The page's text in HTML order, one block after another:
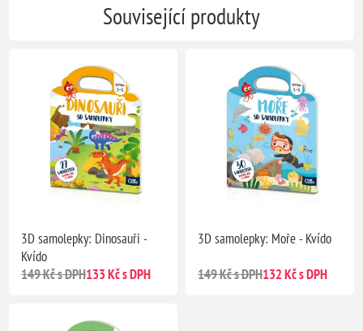
Související produkty
3D samolepky: Dinosauři -
Kvído
149 Kč s DPH133 Kč s DPH
3D samolepky: Moře - Kvído
149 Kč s DPH132 Kč s DPH